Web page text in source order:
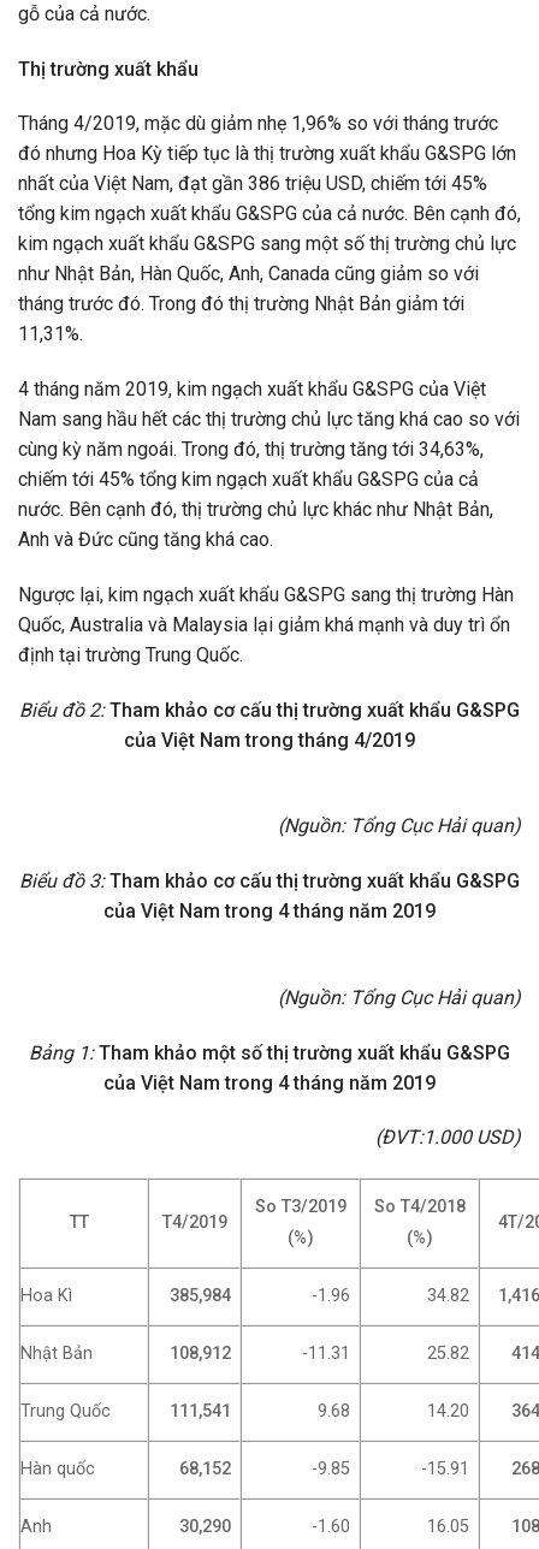
gỗ của cả nước.
Thị trường xuất khẩu
Tháng 4/2019, mặc dù giảm nhẹ 1,96% so với tháng trước
đó nhưng Hoa Kỳ tiếp tục là thị trường xuất khẩu G&SPG lớn
nhất của Việt Nam, đạt gần 386 triệu USD, chiếm tới 45%
tổng kim ngạch xuất khẩu G&SPG của cả nước. Bên cạnh đó,
kim ngạch xuất khẩu G&SPG sang một số thị trường chủ lực
như Nhật Bản, Hàn Quốc, Anh, Canada cũng giảm so với
tháng trước đó. Trong đó thị trường Nhật Bản giảm tới
11,31%.
4 tháng năm 2019, kim ngạch xuất khẩu G&SPG của Việt
Nam sang hầu hết các thị trường chủ lực tăng khá cao so với
cùng kỳ năm ngoái. Trong đó, thị trường tăng tới 34,63%,
chiếm tới 45% tổng kim ngạch xuất khẩu G&SPG của cả
nước. Bên cạnh đó, thị trường chủ lực khác như Nhật Bản,
Anh và Đức cũng tăng khá cao.
Ngược lại, kim ngạch xuất khẩu G&SPG sang thị trường Hàn
Quốc, Australia và Malaysia lại giảm khá mạnh và duy trì ổn
định tại trường Trung Quốc.
Biểu đồ 2:Tham khảo cơ cấu thị trường xuất khẩu G&SPG
của Việt Nam trong tháng 4/2019
(Nguồn: Tổng Cục Hải quan)
Biểu đồ 3:Tham khảo cơ cấu thị trường xuất khẩu G&SPG
của Việt Nam trong 4 tháng năm 2019
(Nguồn: Tổng Cục Hải quan)
Bảng 1:Tham khảo một số thị trường xuất khẩu G&SPG
của Việt Nam trong 4 tháng năm 2019
(ĐVT:1.000 USD)
TT T4/2019
So T3/2019
(%)
So T4/2018
(%)
4T/
Hoa Kì 385,984 -1.96 34.82
Nhật Bản 108,912 -11.31 25.82
Trung Quốc 111,541 9.68 14.20
Hàn quốc 68,152 -9.85 -15.91
Anh 30,290 -1.60 16.05